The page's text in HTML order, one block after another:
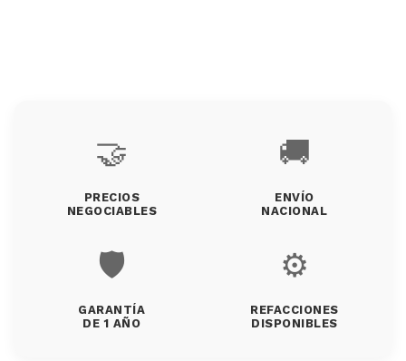
🤝
PRECIOS
NEGOCIABLES
🚚
ENVÍO
NACIONAL
🛡️
GARANTÍA
DE 1 AÑO
⚙️
REFACCIONES
DISPONIBLES